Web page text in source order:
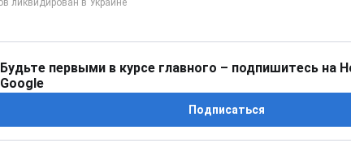
Будьте первыми в курсе главного – подпишитесь на
Google
Подписаться